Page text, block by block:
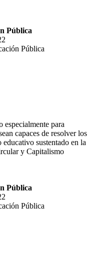
Pública
Pública
especialmente para
capaces de resolver los
sustentado en la
y Capitalismo
Pública
Pública